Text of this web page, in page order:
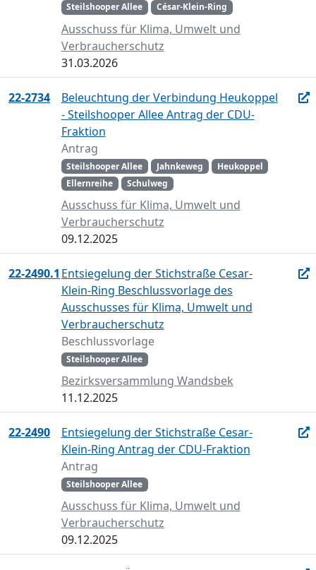
Steilshooper Allee César-Klein-Ring
Ausschuss für Klima, Umwelt und
Verbraucherschutz
31.03.2026
22-2734
Beleuchtung der Verbindung Heukoppel
- Steilshooper Allee Antrag der CDU-
Fraktion
Antrag
Steilshooper Allee Jahnkeweg
Heukoppel
Ellernreihe
Schulweg
Ausschuss für Klima, Umwelt und
Verbraucherschutz
09.12.2025
22-2490.1 Entsiegelung der Stichstraße Cesar-
Klein-Ring Beschlussvorlage des
Ausschusses für Klima, Umwelt und
Verbraucherschutz
Beschlussvorlage
Steilshooper Allee
Bezirksversammlung Wandsbek
11.12.2025
22-2490
Entsiegelung der Stichstraße Cesar-
Klein-Ring Antrag der CDU-Fraktion
Antrag
Steilshooper Allee
Ausschuss für Klima, Umwelt und
Verbraucherschutz
09.12.2025